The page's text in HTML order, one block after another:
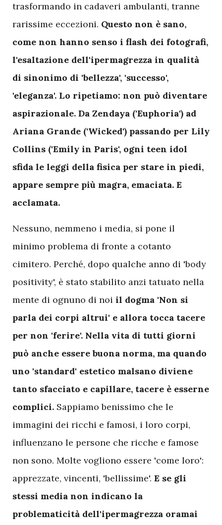
trasformando in cadaveri ambulanti, tranne
rarissime eccezioni. Questo non è sano,
come non hanno senso i flash dei fotografi,
l'esaltazione dell'ipermagrezza in qualità
di sinonimo di 'bellezza', 'successo',
'eleganza'. Lo ripetiamo: non può diventare
aspirazionale. Da Zendaya ('Euphoria') ad
Ariana Grande ('Wicked') passando per Lily
Collins ('Emily in Paris', ogni teen idol
sfida le leggi della fisica per stare in piedi,
appare sempre più magra, emaciata. E
acclamata.
Nessuno, nemmeno i media, si pone il
minimo problema di fronte a cotanto
cimitero. Perché, dopo qualche anno di 'body
positivity', è stato stabilito anzi tatuato nella
mente di ognuno di noi il dogma 'Non si
parla dei corpi altrui' e allora tocca tacere
per non 'ferire'. Nella vita di tutti giorni
può anche essere buona norma, ma quando
uno 'standard' estetico malsano diviene
tanto sfacciato e capillare, tacere è esserne
complici. Sappiamo benissimo che le
immagini dei ricchi e famosi, i loro corpi,
influenzano le persone che ricche e famose
non sono. Molte vogliono essere 'come loro':
apprezzate, vincenti, 'bellissime'. E se gli
stessi media non indicano la
problematicità dell'ipermagrezza oramai